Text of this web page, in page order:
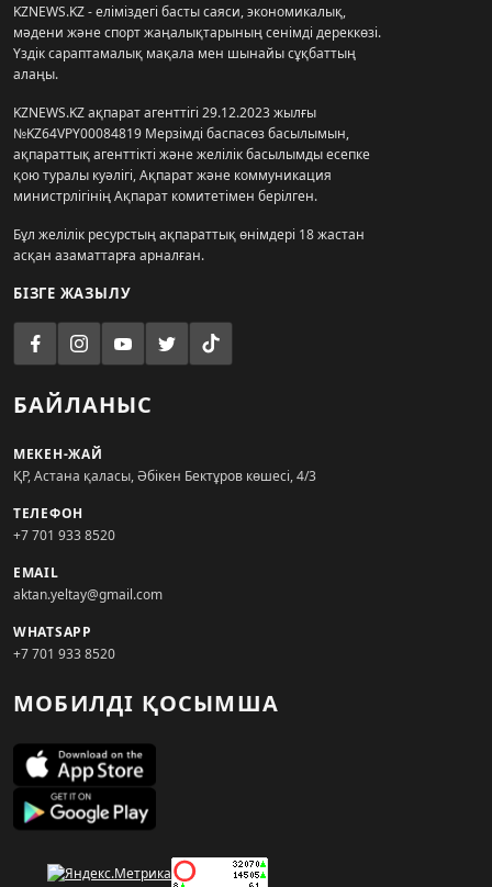
KZNEWS.KZ - еліміздегі басты саяси, экономикалық,
мәдени және спорт жаңалықтарының сенімді дереккөзі.
Үздік сараптамалық мақала мен шынайы сұқбаттың
алаңы.
KZNEWS.KZ ақпарат агенттігі 29.12.2023 жылғы
№KZ64VPY00084819 Мерзімді баспасөз басылымын,
ақпараттық агенттікті және желілік басылымды есепке
қою туралы куәлігі, Ақпарат және коммуникация
министрлігінің Ақпарат комитетімен берілген.
Бұл желілік ресурстың ақпараттық өнімдері 18 жастан
асқан азаматтарға арналған.
БІЗГЕ ЖАЗЫЛУ
БАЙЛАНЫС
МЕКЕН-ЖАЙ
ҚР, Астана қаласы, Әбікен Бектұров көшесі, 4/3
ТЕЛЕФОН
+7 701 933 8520
EMAIL
aktan.yeltay@gmail.com
WHATSAPP
+7 701 933 8520
МОБИЛДІ ҚОСЫМША